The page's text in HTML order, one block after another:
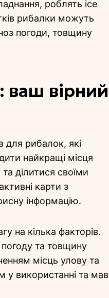
роблять ice
рибалки можуть
погоди, товщину
ваш вірний
для рибалок, які
найкращі місця
ділитися своїми
карти з
інформацію.
на кілька факторів.
та товщину
місць улову та
використанні та мав